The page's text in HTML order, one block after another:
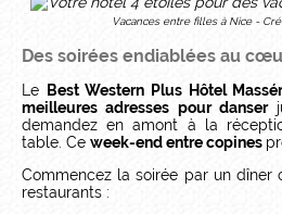
Vacances entre filles à Nice -
Des soirées endiablées au
Le Best Western Plus Hôtel
meilleures adresses pour danser
demandez en amont à la
table. Ce week-end entre copines
Commencez la soirée par un dîner
restaurants :